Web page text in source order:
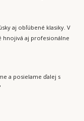
aj obľúbené klasiky. V
hnojivá aj profesionálne
a posielame ďalej s